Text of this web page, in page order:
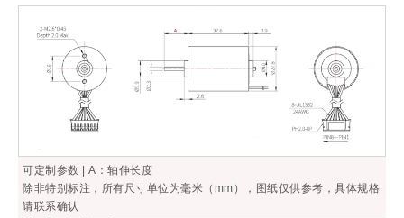
可定制参数 | A：轴伸长度
除非特别标注，所有尺寸单位为毫米（mm），图纸仅供参考，具体规格
请联系确认